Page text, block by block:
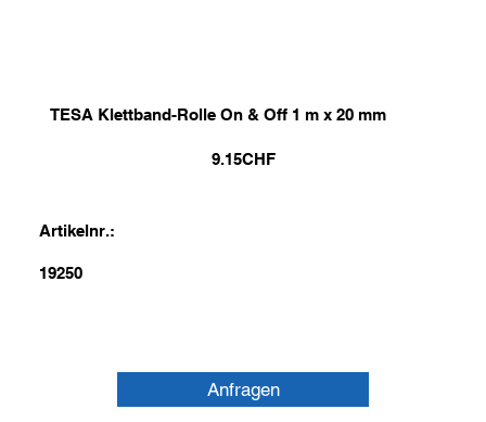
TESA Klettband-Rolle On & Off 1 m x 20 mm
9.15CHF
Artikelnr.:
19250
Anfragen